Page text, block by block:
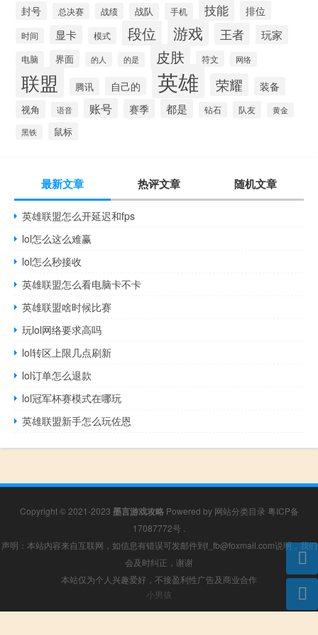
封号 总决赛 战绩 战队 手机 技能 排位
时间 显卡 模式 段位 游戏 王者 玩家
电脑 界面 的人 的是 皮肤 符文 网络
联盟 腾讯 自己的 英雄 荣耀 装备
视角 语音 账号 赛季 都是 钻石 队友 黄金
黑铁 鼠标
最新文章 热评文章 随机文章
英雄联盟怎么开延迟和fps
lol怎么这么难赢
lol怎么秒接收
英雄联盟怎么看电脑卡不卡
英雄联盟啥时候比赛
玩lol网络要求高吗
lol转区上限几点刷新
lol订单怎么退款
lol冠军杯赛模式在哪玩
英雄联盟新手怎么玩佐恩
Copyright © 2021-2023 墨言游戏攻略Powered by 网站分类目录 粤ICP备
17087772号 .
声明：本站内容来自互联网，如信息有错误可发邮件到f_fb@foxmail.com说明，我们
会及时纠正，谢谢
本站仅为个人兴趣爱好，不接盈利性广告及商业合作
小男孩